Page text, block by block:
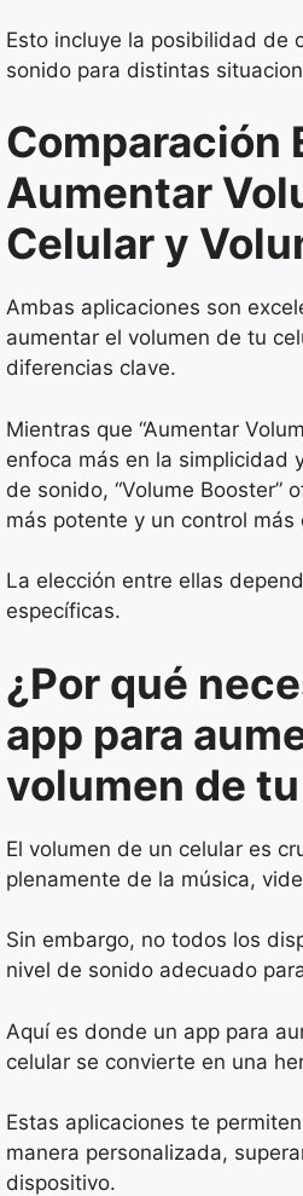
Esto incluye la posibilidad de
sonido para distintas
Comparación
Aumentar
Celular y
Ambas aplicaciones son
aumentar el volumen de tu
diferencias clave.
Mientras que “Aumentar
enfoca más en la simplicidad
de sonido, “Volume Booster”
más potente y un control más
La elección entre ellas
específicas.
¿Por qué
app para
volumen de
El volumen de un celular es
plenamente de la música,
Sin embargo, no todos los
nivel de sonido adecuado
Aquí es donde un app para
celular se convierte en una
Estas aplicaciones te
manera personalizada,
dispositivo.